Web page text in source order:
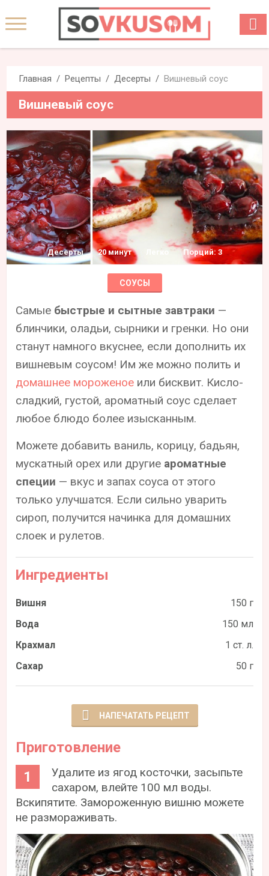
Главная Рецепты Десерты Вишневый соус
Вишневый соус
Десерты 20 минут Легко Порций: 3
СОУСЫ
Самые быстрые и сытные завтраки —
блинчики, оладьи, сырники и гренки. Но они
станут намного вкуснее, если дополнить их
вишневым соусом! Им же можно полить и
домашнее мороженое или бисквит. Кисло-
сладкий, густой, ароматный соус сделает
любое блюдо более изысканным.
Можете добавить ваниль, корицу, бадьян,
мускатный орех или другие ароматные
специи — вкус и запах соуса от этого
только улучшатся. Если сильно уварить
сироп, получится начинка для домашних
слоек и рулетов.
Ингредиенты
Вишня
150 г
Вода
150 мл
Крахмал
1 ст. л.
Сахар
50 г
НАПЕЧАТАТЬ РЕЦЕПТ
Приготовление
Удалите из ягод косточки, засыпьте
сахаром, влейте 100 мл воды.
Вскипятите. Замороженную вишню можете
не размораживать.